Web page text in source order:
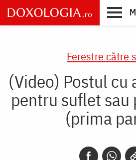
Skip
to
main
Ferestre către
(Video) Postul cu
pentru suflet
(prima